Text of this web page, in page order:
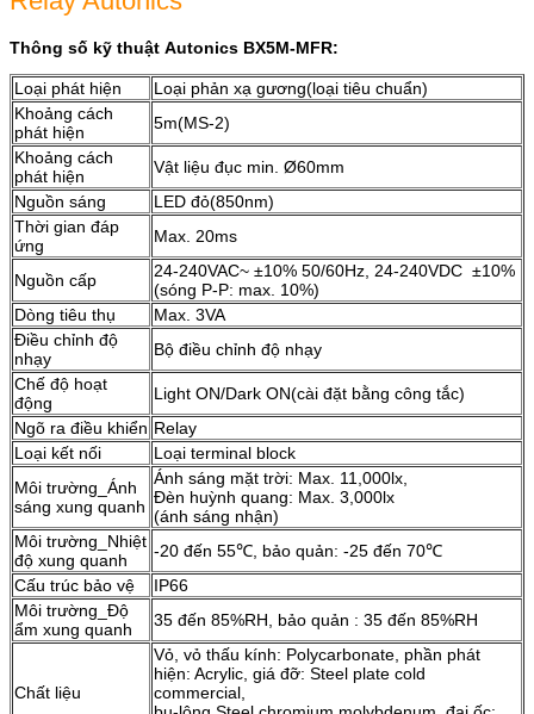
Thông số kỹ thuật Autonics BX5M-MFR:
Loại phát hiện
Loại phản xạ gương(loại tiêu chuẩn)
Khoảng cách
phát hiện
5m(MS-2)
Khoảng cách
phát hiện
Vật liệu đục min. Ø60mm
Nguồn sáng
LED đỏ(850nm)
Thời gian đáp
ứng
Max. 20ms
Nguồn cấp
24-240VAC~ ±10% 50/60Hz, 24-240VDC ±10%
(sóng P-P: max. 10%)
Dòng tiêu thụ
Max. 3VA
Điều chỉnh độ
nhạy
Bộ điều chỉnh độ nhạy
Chế độ hoạt
động
Light ON/Dark ON(cài đặt bằng công tắc)
Ngõ ra điều khiển Relay
Loại kết nối
Loại terminal block
Môi trường_Ánh
sáng xung quanh
Ánh sáng mặt trời: Max. 11,000lx,
Đèn huỳnh quang: Max. 3,000lx
(ánh sáng nhận)
Môi trường_Nhiệt
độ xung quanh
-20 đến 55℃, bảo quản: -25 đến 70℃
Cấu trúc bảo vệ
IP66
Môi trường_Độ
ẩm xung quanh
35 đến 85%RH, bảo quản : 35 đến 85%RH
Chất liệu
Vỏ, vỏ thấu kính: Polycarbonate, phần phát
hiện: Acrylic, giá đỡ: Steel plate cold
commercial,